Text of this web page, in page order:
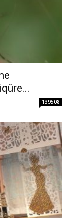
139508